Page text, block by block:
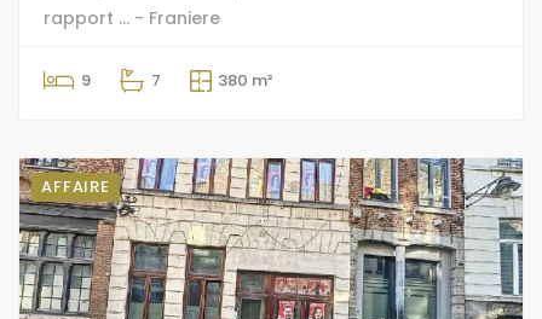
rapport ... - Franiere
9 7 380 m²
AFFAIRE